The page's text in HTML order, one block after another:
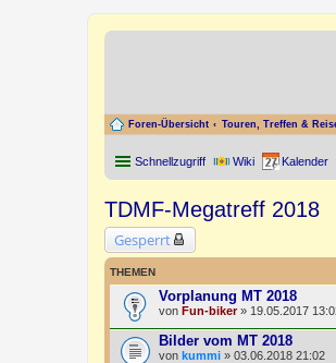
Foren-Übersicht Touren, Treffen &
Schnellzugriff Wiki Kalender
TDMF-Megatreff 2018
Gesperrt
THEMEN
Vorplanung MT 2018
von Fun-biker» 19.05.2017
Bilder vom MT 2018
von kummi » 03.06.2018 21:02